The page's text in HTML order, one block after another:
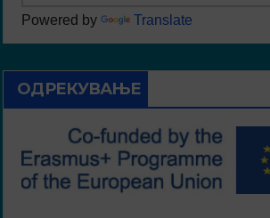
Powered by Translate
ОДРЕКУВАЊЕ